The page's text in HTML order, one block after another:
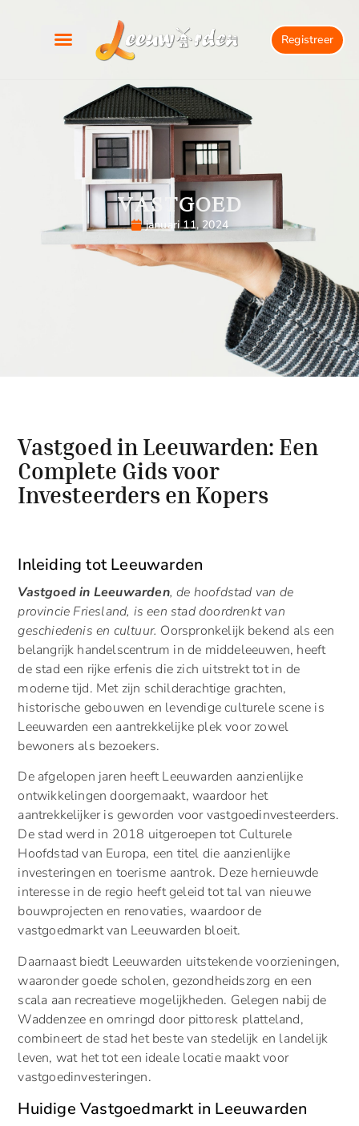
Registreer
VASTGOED
januari 11, 2024
Vastgoed in Leeuwarden: Een
Complete Gids voor
Investeerders en Kopers
Inleiding tot Leeuwarden
Vastgoed in Leeuwarden, de hoofdstad van de
provincie Friesland, is een stad doordrenkt van
geschiedenis en cultuur. Oorspronkelijk bekend als een
belangrijk handelscentrum in de middeleeuwen, heeft
de stad een rijke erfenis die zich uitstrekt tot in de
moderne tijd. Met zijn schilderachtige grachten,
historische gebouwen en levendige culturele scene is
Leeuwarden een aantrekkelijke plek voor zowel
bewoners als bezoekers.
De afgelopen jaren heeft Leeuwarden aanzienlijke
ontwikkelingen doorgemaakt, waardoor het
aantrekkelijker is geworden voor vastgoedinvesteerders.
De stad werd in 2018 uitgeroepen tot Culturele
Hoofdstad van Europa, een titel die aanzienlijke
investeringen en toerisme aantrok. Deze hernieuwde
interesse in de regio heeft geleid tot tal van nieuwe
bouwprojecten en renovaties, waardoor de
vastgoedmarkt van Leeuwarden bloeit.
Daarnaast biedt Leeuwarden uitstekende voorzieningen,
waaronder goede scholen, gezondheidszorg en een
scala aan recreatieve mogelijkheden. Gelegen nabij de
Waddenzee en omringd door pittoresk platteland,
combineert de stad het beste van stedelijk en landelijk
leven, wat het tot een ideale locatie maakt voor
vastgoedinvesteringen.
Huidige Vastgoedmarkt in Leeuwarden